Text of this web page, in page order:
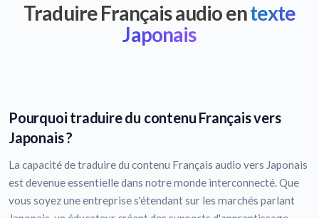
Traduire Français audio entexte
Japonais
Pourquoi traduire du contenu Français vers
Japonais ?
La capacité de traduire du contenu Français audio vers Japonais
est devenue essentielle dans notre monde interconnecté. Que
vous soyez une entreprise s'étendant sur les marchés parlant